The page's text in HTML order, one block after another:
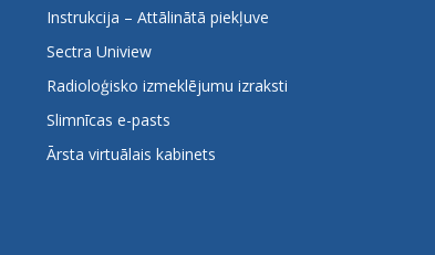
Instrukcija – Attālinātā piekļuve
Sectra Uniview
Radioloģisko izmeklējumu izraksti
Slimnīcas e-pasts
Ārsta virtuālais kabinets